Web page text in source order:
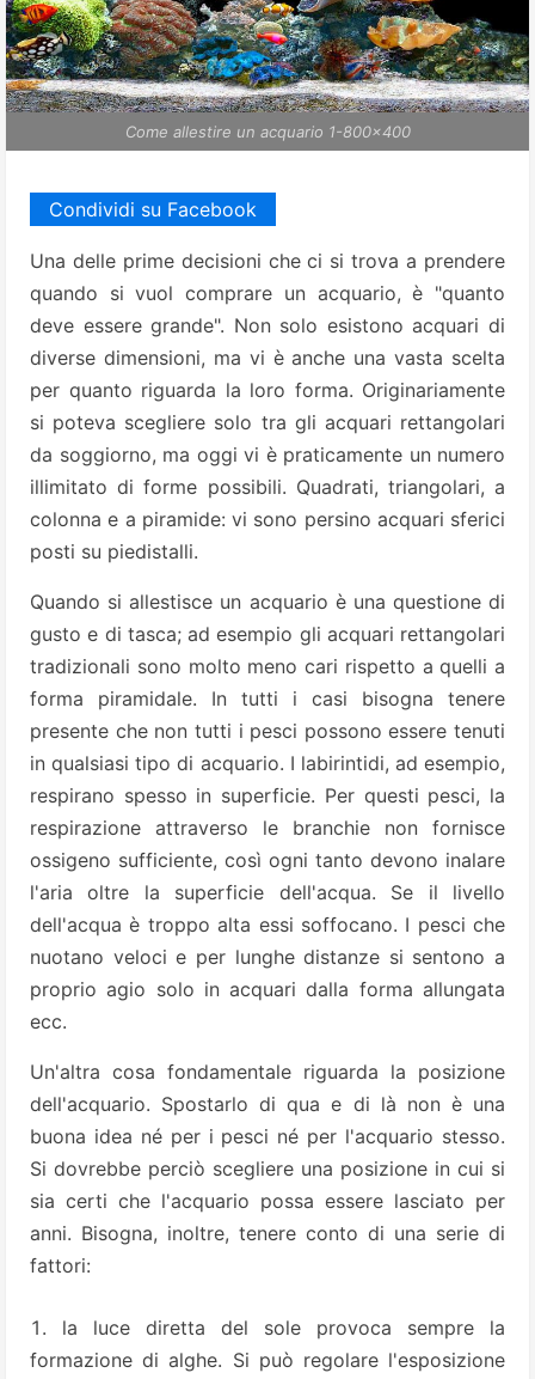
Come allestire un acquario 1-800x400
Condividi su Facebook
Una delle prime decisioni che ci si trova a prendere
quando si vuol comprare un acquario, è "quanto
deve essere grande". Non solo esistono acquari di
diverse dimensioni, ma vi è anche una vasta scelta
per quanto riguarda la loro forma. Originariamente
si poteva scegliere solo tra gli acquari rettangolari
da soggiorno, ma oggi vi è praticamente un numero
illimitato di forme possibili. Quadrati, triangolari, a
colonna e a piramide: vi sono persino acquari sferici
posti su piedistalli.
Quando si allestisce un acquario è una questione di
gusto e di tasca; ad esempio gli acquari rettangolari
tradizionali sono molto meno cari rispetto a quelli a
forma piramidale. In tutti i casi bisogna tenere
presente che non tutti i pesci possono essere tenuti
in qualsiasi tipo di acquario. I labirintidi, ad esempio,
respirano spesso in superficie. Per questi pesci, la
respirazione attraverso le branchie non fornisce
ossigeno sufficiente, così ogni tanto devono inalare
l'aria oltre la superficie dell'acqua. Se il livello
dell'acqua è troppo alta essi soffocano. I pesci che
nuotano veloci e per lunghe distanze si sentono a
proprio agio solo in acquari dalla forma allungata
ecc.
Un'altra cosa fondamentale riguarda la posizione
dell'acquario. Spostarlo di qua e di là non è una
buona idea né per i pesci né per l'acquario stesso.
Si dovrebbe perciò scegliere una posizione in cui si
sia certi che l'acquario possa essere lasciato per
anni. Bisogna, inoltre, tenere conto di una serie di
fattori:
la luce diretta del sole provoca sempre la
formazione di alghe. Si può regolare l'esposizione